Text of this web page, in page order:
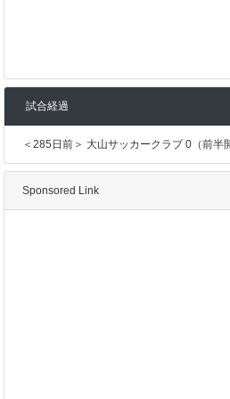
試合経過
＜285日前＞ 大山サッカークラブ 0（前
Sponsored Link